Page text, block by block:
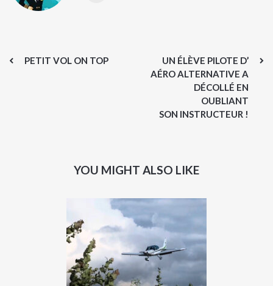
PETIT VOL ON TOP
UN ÉLÈVE PILOTE D’
AÉRO ALTERNATIVE A
DÉCOLLÉ EN
OUBLIANT
SON INSTRUCTEUR !
YOU MIGHT ALSO LIKE